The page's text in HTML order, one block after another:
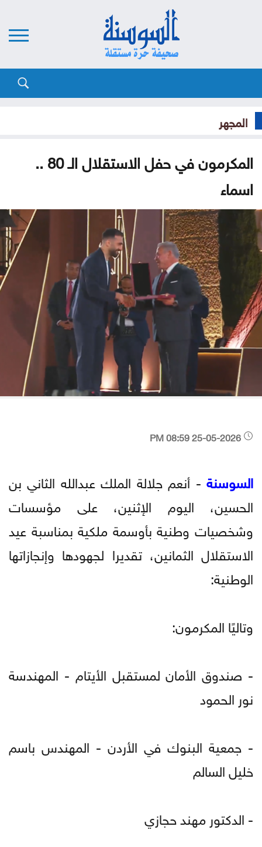
المجهر
المكرمون في حفل الاستقلال الـ 80 ..
اسماء
السوسنة - أنعم جلالة الملك عبدالله الثاني بن
الحسين، اليوم الإثنين، على مؤسسات
وشخصيات وطنية بأوسمة ملكية بمناسبة عيد
الاستقلال الثمانين، تقديرا لجهودها وإنجازاتها
الوطنية:
وتاليًا المكرمون:
- صندوق الأمان لمستقبل الأيتام - المهندسة
نور الحمود
- جمعية البنوك في الأردن - المهندس باسم
خليل السالم
- الدكتور مهند حجازي